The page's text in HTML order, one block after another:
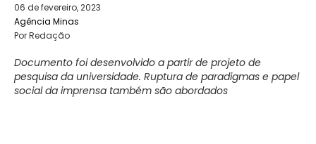
06 de fevereiro, 2023
Agência Minas
Por Redação
Documento foi desenvolvido a partir de projeto de
pesquisa da universidade. Ruptura de paradigmas e papel
social da imprensa também são abordados